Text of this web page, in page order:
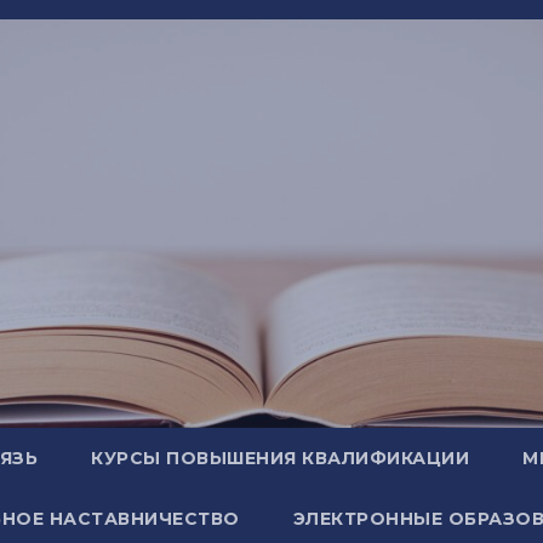
КУРСЫ ПОВЫШЕНИЯ КВАЛИФИКАЦИИ
НАСТАВНИЧЕСТВО ЭЛЕКТРОННЫЕ